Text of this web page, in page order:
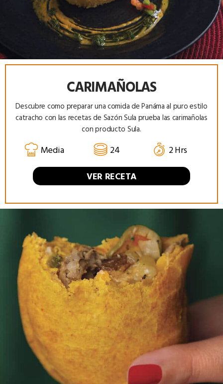
CARIMAÑOLAS
Descubre como preparar una comida de Panáma al puro estilo
catracho con las recetas de Sazón Sula prueba las carimañolas
con producto Sula.
Media 24
2 Hrs
VER RECETA